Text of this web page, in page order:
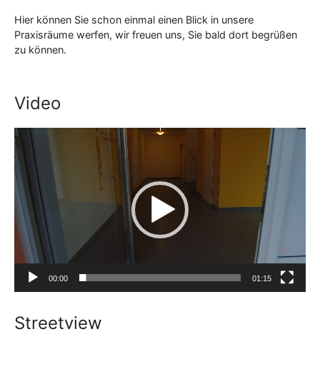
Hier können Sie schon einmal einen Blick in unsere
Praxisräume werfen, wir freuen uns, Sie bald dort begrüßen
zu können.
Video
Video-
Player
00:00 01:15
Streetview